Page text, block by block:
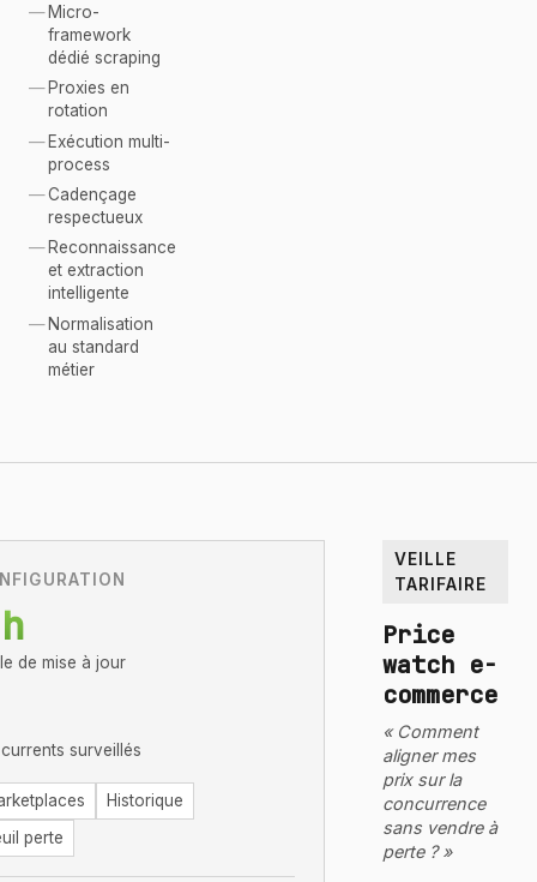
Micro-
framework
dédié scraping
Proxies en
rotation
Exécution multi-
process
Cadençage
respectueux
Reconnaissance
et extraction
intelligente
Normalisation
au standard
métier
VEILLE
TARIFAIRE
Price
watch e-
commerce
« Comment
aligner mes
prix sur la
concurrence
sans vendre à
perte ? »
h
de mise à jour
surveillés
Historique
perte